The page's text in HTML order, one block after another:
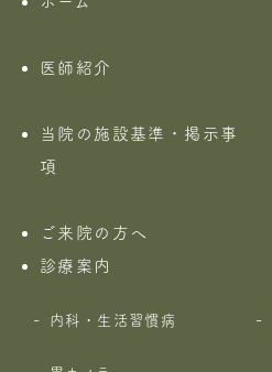
医師紹介
当院の施設基準・掲示事
項
ご来院の方へ
診療案内
内科・生活習慣病